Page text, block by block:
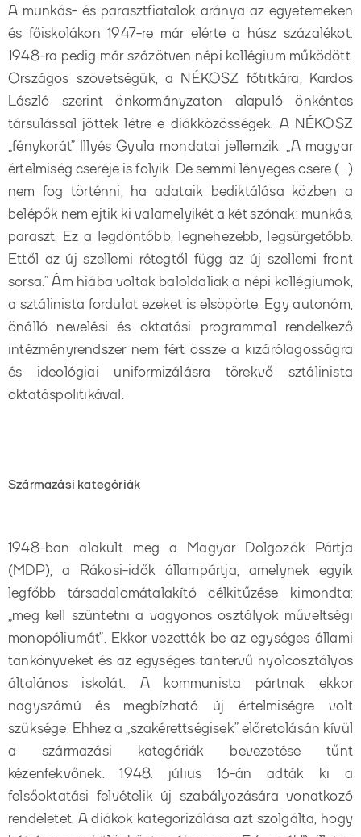
A munkás- és parasztfiatalok aránya az egyetemeken
és főiskolákon 1947-re már elérte a húsz százalékot.
1948-ra pedig már százötven népi kollégium működött.
Országos szövetségük, a NÉKOSZ főtitkára, Kardos
László szerint önkormányzaton alapuló önkéntes
társulással jöttek létre e diákközösségek. A NÉKOSZ
„fénykorát” Illyés Gyula mondatai jellemzik: „A magyar
értelmiség cseréje is folyik. De semmi lényeges csere (…)
nem fog történni, ha adataik bediktálása közben a
belépők nem ejtik ki valamelyikét a két szónak: munkás,
paraszt. Ez a legdöntőbb, legnehezebb, legsürgetőbb.
Ettől az új szellemi rétegtől függ az új szellemi front
sorsa.” Ám hiába voltak baloldaliak a népi kollégiumok,
a sztálinista fordulat ezeket is elsöpörte. Egy autonóm,
önálló nevelési és oktatási programmal rendelkező
intézményrendszer nem fért össze a kizárólagosságra
és ideológiai uniformizálásra törekvő sztálinista
oktatáspolitikával.
Származási kategóriák
1948-ban alakult meg a Magyar Dolgozók Pártja
(MDP), a Rákosi-idők állampártja, amelynek egyik
legfőbb társadalomátalakító célkitűzése kimondta:
„meg kell szüntetni a vagyonos osztályok műveltségi
monopóliumát”. Ekkor vezették be az egységes állami
tankönyveket és az egységes tantervű nyolcosztályos
általános iskolát. A kommunista pártnak ekkor
nagyszámú és megbízható új értelmiségre volt
szüksége. Ehhez a „szakérettségisek” előretolásán kívül
a származási kategóriák bevezetése tűnt
kézenfekvőnek. 1948. július 16-án adták ki a
felsőoktatási felvételik új szabályozására vonatkozó
rendeletet. A diákok kategorizálása azt szolgálta, hogy